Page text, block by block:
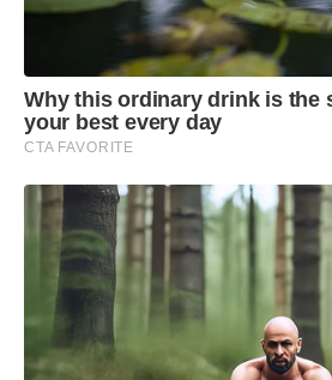
Why this ordinary drink is the
your best every day
CTA FAVORITE